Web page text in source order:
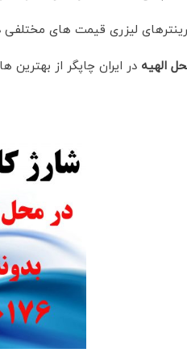
لیزری قیمت های مختلفی
الهیه در ایران چاپگر از بهترین